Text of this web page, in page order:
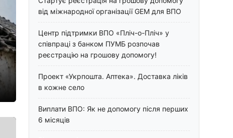
від міжнародної організації GEM для ВПО
Центр підтримки ВПО «Пліч-о-Пліч» у
співпраці з банком ПУМБ розпочав
реєстрацію на грошову допомогу!
Проект «Укрпошта. Аптека». Доставка ліків
в кожне село
Виплати ВПО: Як не допомогу після перших
6 місяців